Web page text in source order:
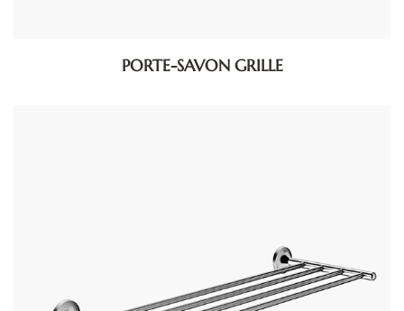
PORTE-SAVON GRILLE